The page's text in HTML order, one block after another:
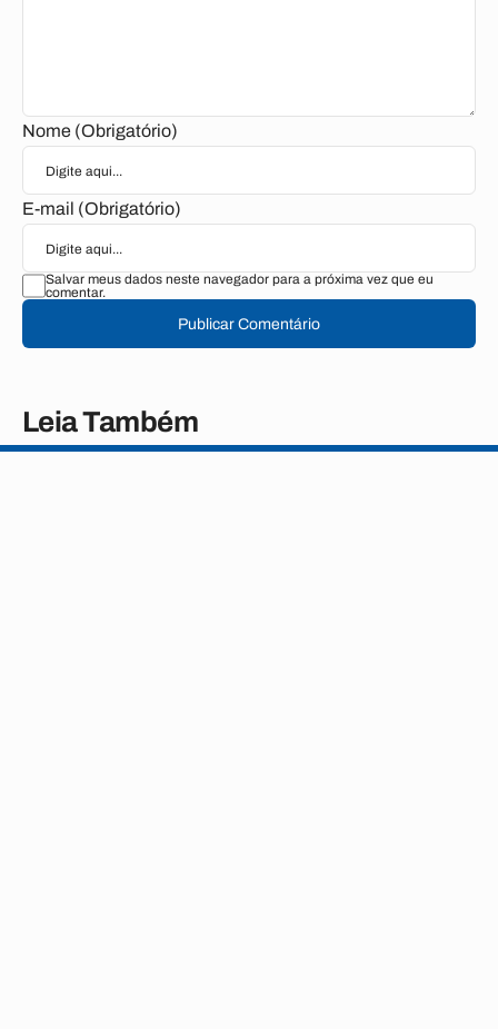
Nome (Obrigatório)
E-mail (Obrigatório)
Salvar meus dados neste navegador para a próxima vez que eu
comentar.
Publicar Comentário
Leia Também